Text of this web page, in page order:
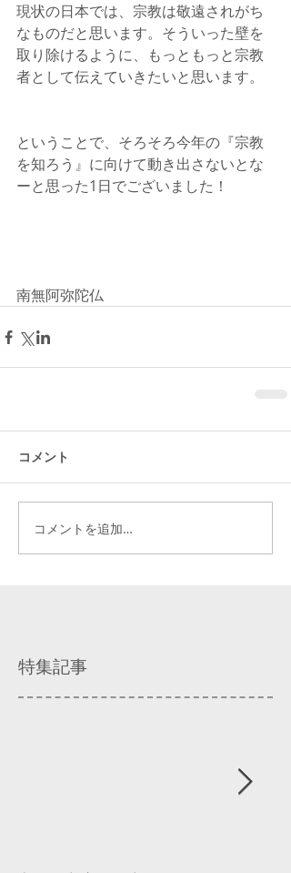
現状の日本では、宗教は敬遠されがち
なものだと思います。そういった壁を
取り除けるように、もっともっと宗教
者として伝えていきたいと思います。
ということで、そろそろ今年の『宗教
を知ろう』に向けて動き出さないとな
ーと思った1日でございました！
南無阿弥陀仏
コメント
コメントを追加…
特集記事